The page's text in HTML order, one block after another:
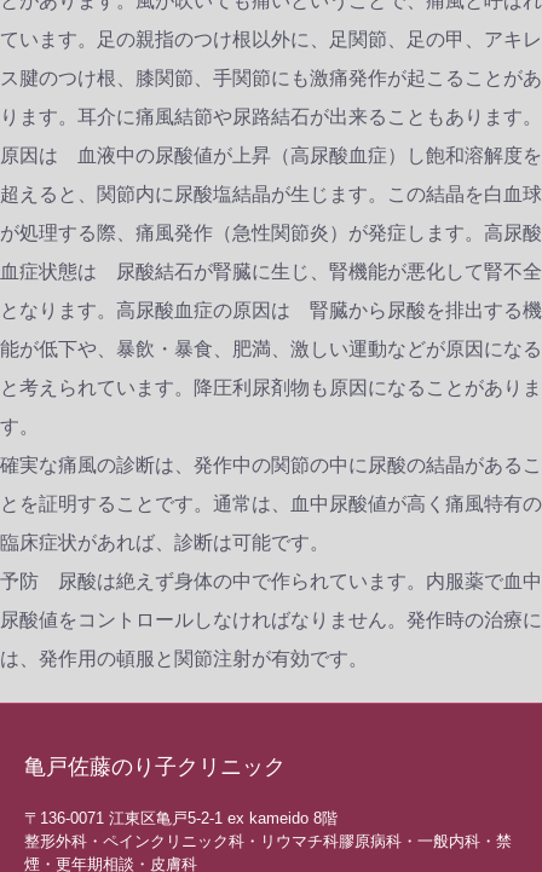
ています。足の親指のつけ根以外に、足関節、足の甲、アキレ
ス腱のつけ根、膝関節、手関節にも激痛発作が起こることがあ
ります。耳介に痛風結節や尿路結石が出来ることもあります。
原因は 血液中の尿酸値が上昇（高尿酸血症）し飽和溶解度を
超えると、関節内に尿酸塩結晶が生じます。この結晶を白血球
が処理する際、痛風発作（急性関節炎）が発症します。高尿酸
血症状態は 尿酸結石が腎臓に生じ、腎機能が悪化して腎不全
となります。高尿酸血症の原因は 腎臓から尿酸を排出する機
能が低下や、暴飲・暴食、肥満、激しい運動などが原因になる
と考えられています。降圧利尿剤物も原因になることがありま
す。
確実な痛風の診断は、発作中の関節の中に尿酸の結晶があるこ
とを証明することです。通常は、血中尿酸値が高く痛風特有の
臨床症状があれば、診断は可能です。
予防 尿酸は絶えず身体の中で作られています。内服薬で血中
尿酸値をコントロールしなければなりません。発作時の治療に
は、発作用の頓服と関節注射が有効です。
亀戸佐藤のり子クリニック
〒136-0071 江東区亀戸5-2-1 ex kameido 8階
整形外科・ペインクリニック科・リウマチ科膠原病科・一般内科・禁
煙・更年期相談・皮膚科